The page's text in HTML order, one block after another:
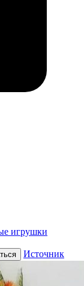
игрушки
Источник